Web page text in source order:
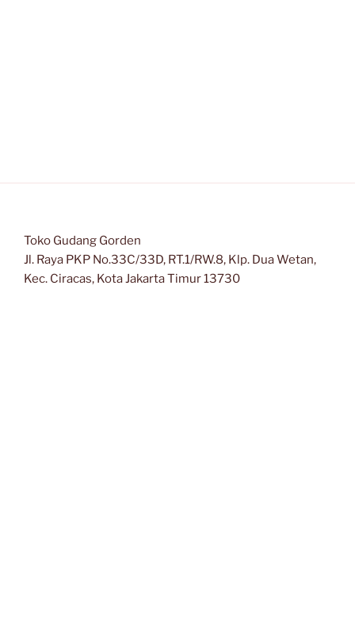
Toko Gudang Gorden
Jl. Raya PKP No.33C/33D, RT.1/RW.8, Klp. Dua Wetan,
Kec. Ciracas, Kota Jakarta Timur 13730